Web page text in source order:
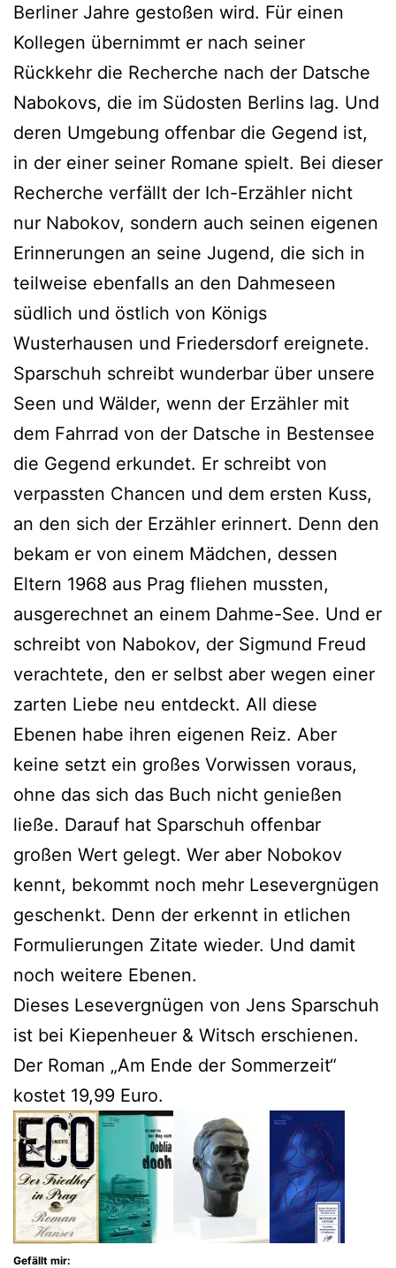
Berliner Jahre gestoßen wird. Für einen
Kollegen übernimmt er nach seiner
Rückkehr die Recherche nach der Datsche
Nabokovs, die im Südosten Berlins lag. Und
deren Umgebung offenbar die Gegend ist,
in der einer seiner Romane spielt. Bei dieser
Recherche verfällt der Ich-Erzähler nicht
nur Nabokov, sondern auch seinen eigenen
Erinnerungen an seine Jugend, die sich in
teilweise ebenfalls an den Dahmeseen
südlich und östlich von Königs
Wusterhausen und Friedersdorf ereignete.
Sparschuh schreibt wunderbar über unsere
Seen und Wälder, wenn der Erzähler mit
dem Fahrrad von der Datsche in Bestensee
die Gegend erkundet. Er schreibt von
verpassten Chancen und dem ersten Kuss,
an den sich der Erzähler erinnert. Denn den
bekam er von einem Mädchen, dessen
Eltern 1968 aus Prag fliehen mussten,
ausgerechnet an einem Dahme-See. Und er
schreibt von Nabokov, der Sigmund Freud
verachtete, den er selbst aber wegen einer
zarten Liebe neu entdeckt. All diese
Ebenen habe ihren eigenen Reiz. Aber
keine setzt ein großes Vorwissen voraus,
ohne das sich das Buch nicht genießen
ließe. Darauf hat Sparschuh offenbar
großen Wert gelegt. Wer aber Nobokov
kennt, bekommt noch mehr Lesevergnügen
geschenkt. Denn der erkennt in etlichen
Formulierungen Zitate wieder. Und damit
noch weitere Ebenen.
Dieses Lesevergnügen von Jens Sparschuh
ist bei Kiepenheuer & Witsch erschienen.
Der Roman „Am Ende der Sommerzeit“
kostet 19,99 Euro.
Gefällt mir: